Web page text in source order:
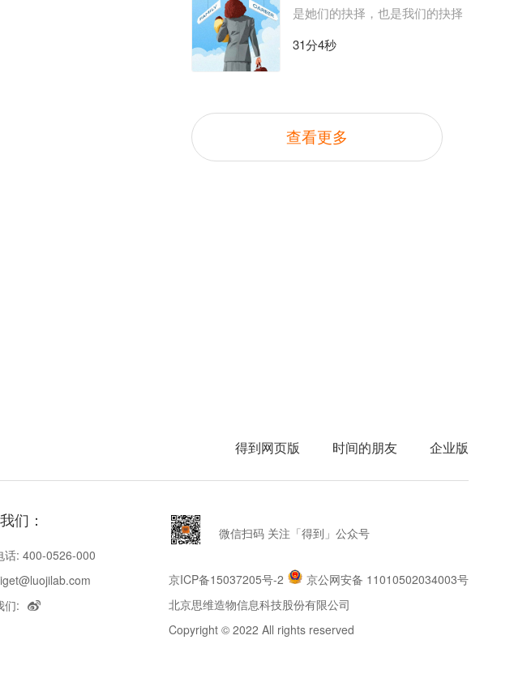
是她们的抉择，也是我们的抉择
31分4秒
查看更多
得到网页版 时间的朋友 企业版
们：
话: 400-0526-000
们:
微信扫码 关注「得到」公众号
京ICP备15037205号-2
京公网安备 11010502034003号
北京思维造物信息科技股份有限公司
Copyright © 2022 All rights reserved